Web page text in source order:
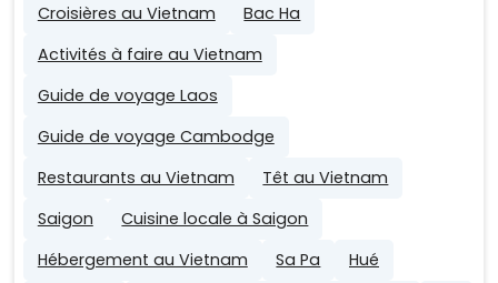
Croisières au Vietnam
Bac Ha
Activités à faire au Vietnam
Guide de voyage Laos
Guide de voyage Cambodge
Restaurants au Vietnam
Têt au Vietnam
Saigon
Cuisine locale à Saigon
Hébergement au Vietnam
Sa Pa
Hué